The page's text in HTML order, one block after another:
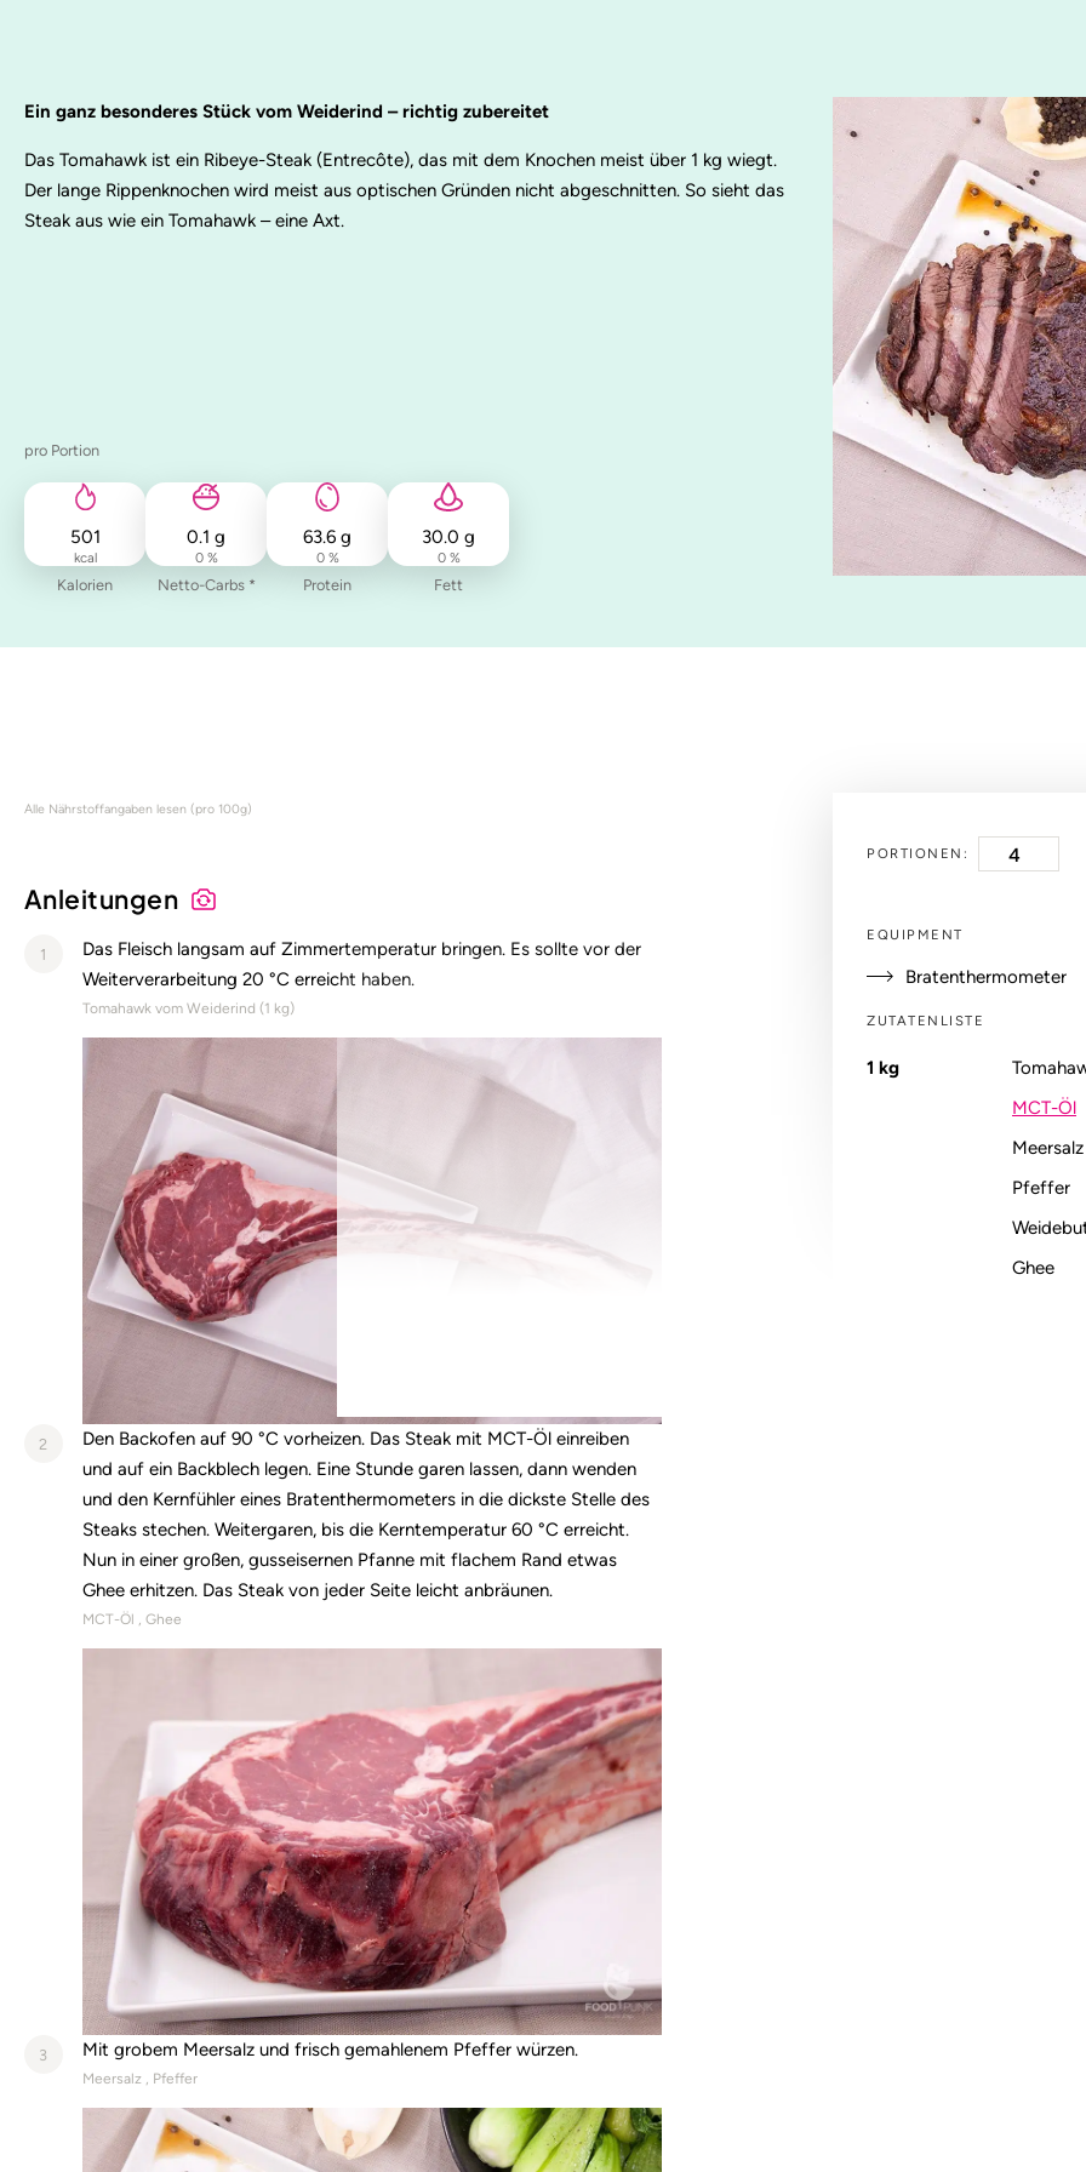
Ein ganz besonderes Stück vom Weiderind – richtig zubereitet
Das Tomahawk ist ein Ribeye-Steak (Entrecôte), das mit dem Knochen meist über 1 kg wiegt.
Der lange Rippenknochen wird meist aus optischen Gründen nicht abgeschnitten. So sieht das
Steak aus wie ein Tomahawk – eine Axt.
pro Portion
501
kcal
Kalorien
0.1 g
0 %
Netto-Carbs *
63.6 g
0 %
Protein
30.0 g
0 %
Fett
PORTIONEN:
EQUIPMENT
Bratenthermometer
ZUTATENLISTE
1 kg
MCT-Öl
Meersalz
Pfeffer
Ghee
Alle Nährstoffangaben lesen (pro 100g)
Anleitungen
1
Das Fleisch langsam auf Zimmertemperatur bringen. Es sollte vor der
Weiterverarbeitung 20 °C erreicht haben.
Tomahawk vom Weiderind (1 kg)
2
Den Backofen auf 90 °C vorheizen. Das Steak mit MCT-Öl einreiben
und auf ein Backblech legen. Eine Stunde garen lassen, dann wenden
und den Kernfühler eines Bratenthermometers in die dickste Stelle des
Steaks stechen. Weitergaren, bis die Kerntemperatur 60 °C erreicht.
Nun in einer großen, gusseisernen Pfanne mit flachem Rand etwas
Ghee erhitzen. Das Steak von jeder Seite leicht anbräunen.
MCT-Öl Ghee
3 Mit grobem Meersalz und frisch gemahlenem Pfeffer würzen.
Meersalz Pfeffer